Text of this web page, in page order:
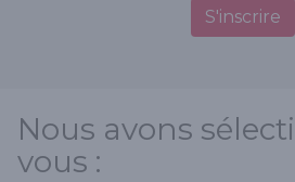
S'inscrire
Nous avons
vous :